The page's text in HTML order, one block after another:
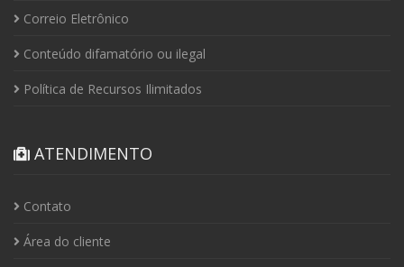
Correio Eletrônico
Conteúdo difamatório ou ilegal
Política de Recursos Ilimitados
ATENDIMENTO
Contato
Área do cliente